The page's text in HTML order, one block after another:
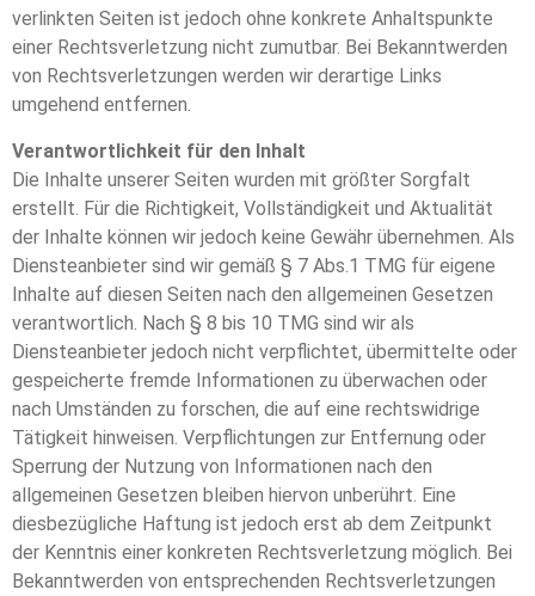
verlinkten Seiten ist jedoch ohne konkrete Anhaltspunkte
einer Rechtsverletzung nicht zumutbar. Bei Bekanntwerden
von Rechtsverletzungen werden wir derartige Links
umgehend entfernen.
Verantwortlichkeit für den Inhalt
Die Inhalte unserer Seiten wurden mit größter Sorgfalt
erstellt. Für die Richtigkeit, Vollständigkeit und Aktualität
der Inhalte können wir jedoch keine Gewähr übernehmen. Als
Diensteanbieter sind wir gemäß § 7 Abs.1 TMG für eigene
Inhalte auf diesen Seiten nach den allgemeinen Gesetzen
verantwortlich. Nach § 8 bis 10 TMG sind wir als
Diensteanbieter jedoch nicht verpflichtet, übermittelte oder
gespeicherte fremde Informationen zu überwachen oder
nach Umständen zu forschen, die auf eine rechtswidrige
Tätigkeit hinweisen. Verpflichtungen zur Entfernung oder
Sperrung der Nutzung von Informationen nach den
allgemeinen Gesetzen bleiben hiervon unberührt. Eine
diesbezügliche Haftung ist jedoch erst ab dem Zeitpunkt
der Kenntnis einer konkreten Rechtsverletzung möglich. Bei
Bekanntwerden von entsprechenden Rechtsverletzungen